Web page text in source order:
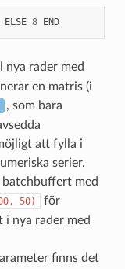
ELSE 8 END
nya rader med
en matris (i
, som bara
att fylla i
serier.
med
50)
för
i nya rader med
finns det